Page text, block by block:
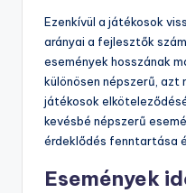
Ezenkívül a játékosok
arányai a fejlesztők
események hosszának
különösen népszerű,
játékosok
kevésbé népszerű
érdeklődés fenntartása
Események